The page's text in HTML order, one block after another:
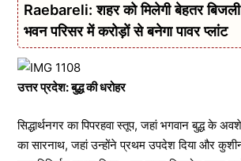
Raebareli: शहर को मिलेगी बेहतर बिजली
भवन परिसर में करोड़ों से बनेगा पावर प्लांट
उत्तर प्रदेश: बुद्ध की धरोहर
सिद्धार्थनगर का पिपरहवा स्तूप, जहां भगवान बुद्ध के
का सारनाथ, जहां उन्होंने प्रथम उपदेश दिया और